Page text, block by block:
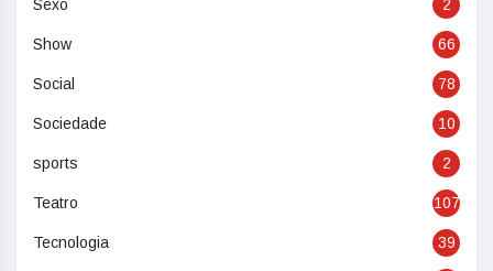
Sexo 2
Show 66
Social 78
Sociedade 10
sports 2
Teatro 107
Tecnologia 39